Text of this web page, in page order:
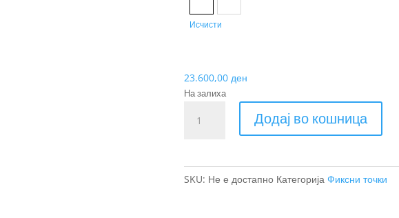
Исчисти
23.600,00 ден
На залиха
WingBar
Додај во кошница
SKU: Не е достапно Категорија Фиксни точки